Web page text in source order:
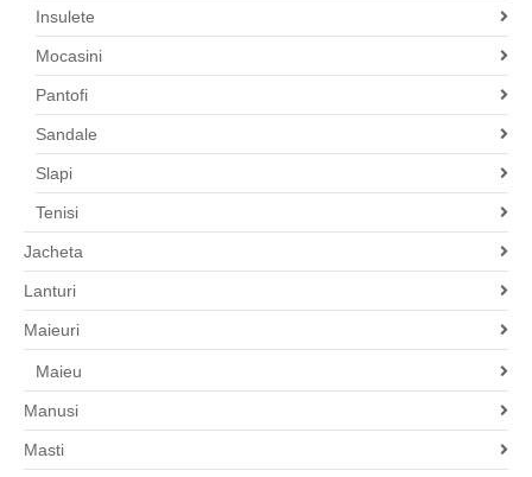
Insulete
Mocasini
Pantofi
Sandale
Slapi
Tenisi
Jacheta
Lanturi
Maieuri
Maieu
Manusi
Masti